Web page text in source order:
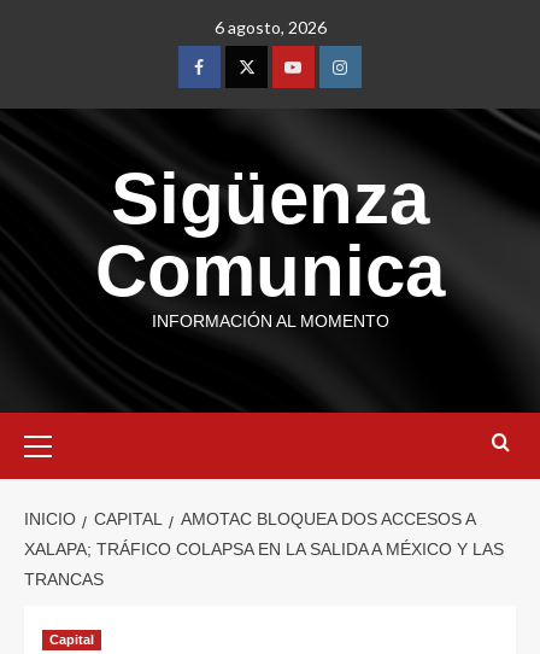
6 agosto, 2026
Sigüenza
Comunica
INFORMACIÓN AL MOMENTO
INICIO CAPITAL
AMOTAC BLOQUEA DOS ACCESOS A
XALAPA; TRÁFICO COLAPSA EN LA SALIDA A MÉXICO Y LAS
TRANCAS
Capital